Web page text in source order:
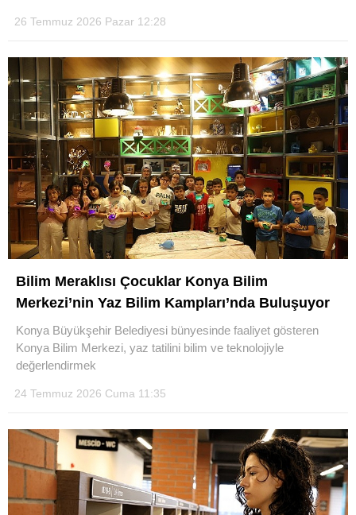
26 Temmuz 2026 Pazar 12:28
Bilim Meraklısı Çocuklar Konya Bilim
Merkezi’nin Yaz Bilim Kampları’nda Buluşuyor
Konya Büyükşehir Belediyesi bünyesinde faaliyet gösteren
Konya Bilim Merkezi, yaz tatilini bilim ve teknolojiyle
değerlendirmek
24 Temmuz 2026 Cuma 11:35